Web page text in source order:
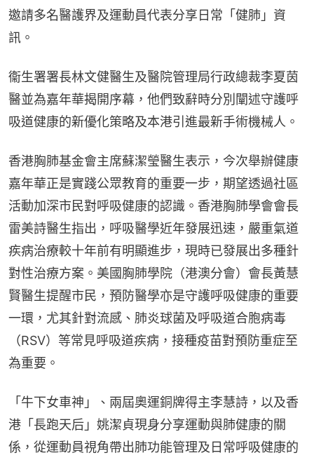
邀請多名醫護界及運動員代表分享日常「健肺」資
訊。
衞生署署長林文健醫生及醫院管理局行政總裁李夏茵
醫並為嘉年華揭開序幕，他們致辭時分別闡述守護呼
吸道健康的新優化策略及本港引進最新手術機械人。
香港胸肺基金會主席蘇潔瑩醫生表示，今次舉辦健康
嘉年華正是實踐公眾教育的重要一步，期望透過社區
活動加深市民對呼吸健康的認識。香港胸肺學會會長
雷美詩醫生指出，呼吸醫學近年發展迅速，嚴重氣道
疾病治療較十年前有明顯進步，現時已發展出多種針
對性治療方案。美國胸肺學院（港澳分會）會長黃慧
賢醫生提醒市民，預防醫學亦是守護呼吸健康的重要
一環，尤其針對流感、肺炎球菌及呼吸道合胞病毒
（RSV）等常見呼吸道疾病，接種疫苗對預防重症至
為重要。
「牛下女車神」、兩屆奧運銅牌得主李慧詩，以及香
港「長跑天后」姚潔貞現身分享運動與肺健康的關
係，從運動員視角帶出肺功能管理及日常呼吸健康的